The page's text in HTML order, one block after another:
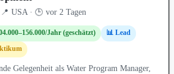
📍 USA · 🕒 vor 2 Tagen
Jahr (geschätzt)
📊 Lead
Gelegenheit als Water Program Manager,